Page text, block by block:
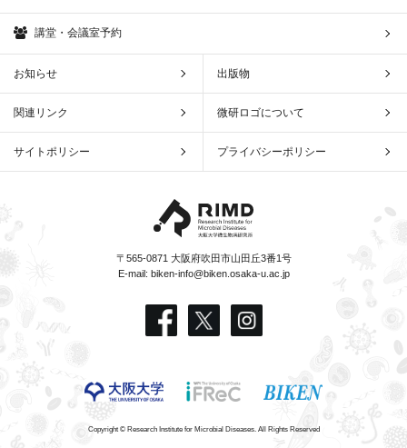
講堂・会議室予約
お知らせ 出版物
関連リンク 微研ロゴについて
サイトポリシー プライバシーポリシー
〒565-0871 大阪府吹田市山田丘3番1号
E-mail: biken-info@biken.osaka-u.ac.jp
Copyright © Research Institute for Microbial Diseases. All Rights Reserved